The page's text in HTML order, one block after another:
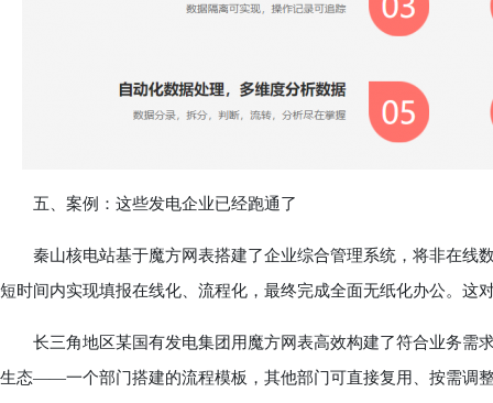
五、案例：这些发电企业已经跑通了
秦山核电站基于魔方网表搭建了企业综合管理系统，将非在线
短时间内实现填报在线化、流程化，最终完成全面无纸化办公。这
长三角地区某国有发电集团用魔方网表高效构建了符合业务需
生态——一个部门搭建的流程模板，其他部门可直接复用、按需调